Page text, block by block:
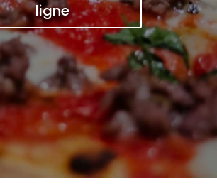
ligne